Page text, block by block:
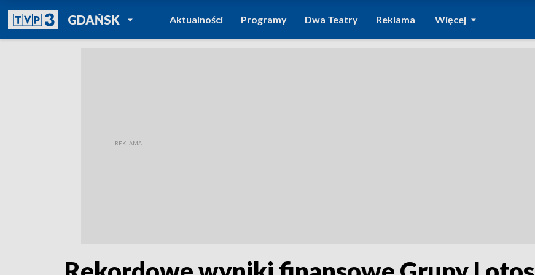
GDAŃSKPOWRÓT DO
TVP REGIONY
Aktualności Programy Dwa Teatry Reklama Więcej